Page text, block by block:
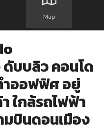
Map
ดับบลิว คอนโด
ำออฟฟิศ อยู่
ใกล้รถไฟฟ้า
บินดอนเมือง